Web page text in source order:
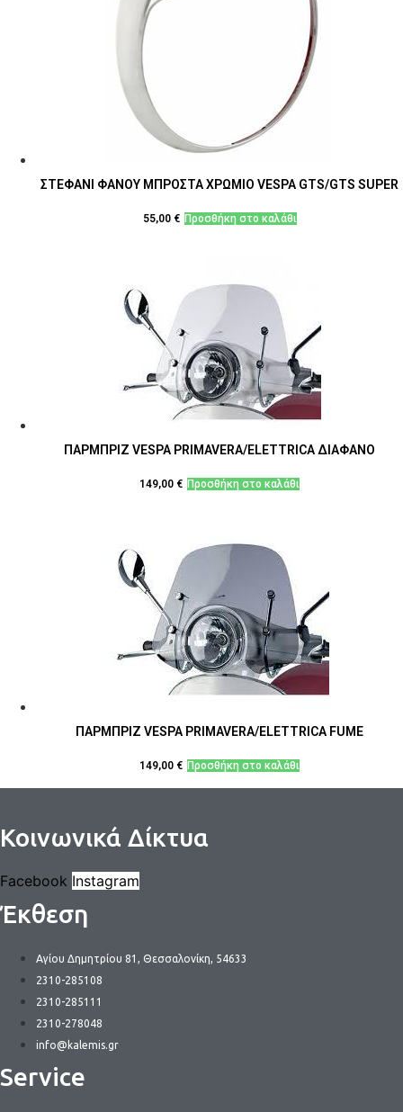
ΣΤΕΦΑΝΙ ΦΑΝΟΥ ΜΠΡΟΣΤΑ ΧΡΩΜΙΟ VESPA GTS/GTS SUPER
55,00 € Προσθήκη στο καλάθι
ΠΑΡΜΠΡΙΖ VESPA PRIMAVERA/ELETTRICA ΔΙΑΦΑΝΟ
149,00 € Προσθήκη στο καλάθι
ΠΑΡΜΠΡΙΖ VESPA PRIMAVERA/ELETTRICA FUME
149,00 € Προσθήκη στο καλάθι
Κοινωνικά Δίκτυα
Facebook Instagram
Έκθεση
Αγίου Δημητρίου 81, Θεσσαλονίκη, 54633
2310-285108
2310-285111
2310-278048
info@kalemis.gr
Service